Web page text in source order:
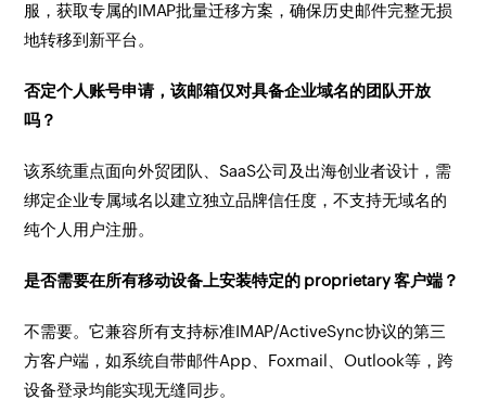
服，获取专属的IMAP批量迁移方案，确保历史邮件完整无损
地转移到新平台。
否定个人账号申请，该邮箱仅对具备企业域名的团队开放
吗？
该系统重点面向外贸团队、SaaS公司及出海创业者设计，需
绑定企业专属域名以建立独立品牌信任度，不支持无域名的
纯个人用户注册。
是否需要在所有移动设备上安装特定的 proprietary 客户端？
不需要。它兼容所有支持标准IMAP/ActiveSync协议的第三
方客户端，如系统自带邮件App、Foxmail、Outlook等，跨
设备登录均能实现无缝同步。